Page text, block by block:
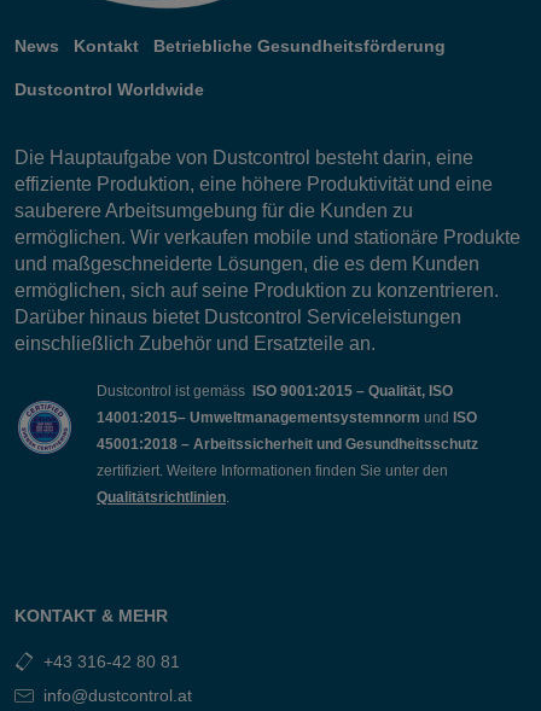
News Kontakt Betriebliche Gesundheitsförderung
Dustcontrol Worldwide
Die Hauptaufgabe von Dustcontrol besteht darin, eine
effiziente Produktion, eine höhere Produktivität und eine
sauberere Arbeitsumgebung für die Kunden zu
ermöglichen. Wir verkaufen mobile und stationäre Produkte
und maßgeschneiderte Lösungen, die es dem Kunden
ermöglichen, sich auf seine Produktion zu konzentrieren.
Darüber hinaus bietet Dustcontrol Serviceleistungen
einschließlich Zubehör und Ersatzteile an.
Dustcontrol ist gemäss
ISO 9001:2015 – Qualität, ISO
14001:2015– Umweltmanagementsystemnorm und ISO
45001:2018 – Arbeitssicherheit und Gesundheitsschutz
zertifiziert. Weitere Informationen finden Sie unter den
Qualitätsrichtlinien.
KONTAKT & MEHR
+43 316-42 80 81
info@dustcontrol.at